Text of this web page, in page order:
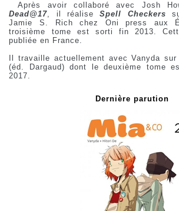
Après avoir collaboré avec Josh
Dead@17, il réaliseSpell Checkers
Jamie S. Rich chez Oni press aux
troisième tome est sorti fin 2013.
publiée en France.
Il travaille actuellement avec Vanyda
(éd. Dargaud) dont le deuxième tome
2017.
Dernière parution